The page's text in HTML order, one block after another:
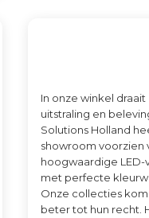
In onze winkel draait
uitstraling en
Solutions Holland
showroom voorzien
hoogwaardige
met perfecte
Onze collecties
beter tot hun recht.